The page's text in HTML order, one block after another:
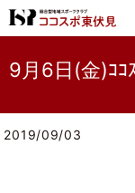
9月6日(金)ｺｺ
2019/09/03